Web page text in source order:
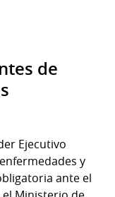
de
Ejecutivo
y
ante el